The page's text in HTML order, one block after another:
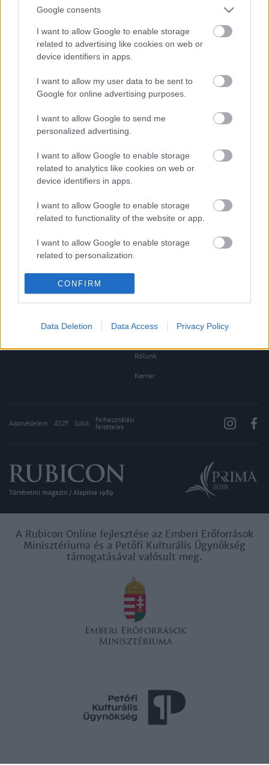
Google consents
I want to allow Google to enable storage
related to advertising like cookies on web or
device identifiers in apps.
I want to allow my user data to be sent to
Google for online advertising purposes.
I want to allow Google to send me
personalized advertising.
I want to allow Google to enable storage
related to analytics like cookies on web or
device identifiers in apps.
I want to allow Google to enable storage
related to functionality of the website or app.
I want to allow Google to enable storage
related to personalization.
I want to allow Google to enable storage
related to security, including authentication
functionality and fraud prevention, and other
CONFIRM
Data Deletion Data Access Privacy Policy
Az amerikai külpolitika belső forrásai
VISSZA AZ OLDAL TETEJÉRE
Oldalaink
Rubicon Bolt
Rubicon Mesterkurzus
Rubicon Intézet
Korszakok
Naptár
Aktuális lapszám
Ajándékkártya készítő
Rólunk
Karrier
Adatvédelem ÁSZF Sütik
Felhasználási
feltételek
Történelmi magazin / Alapítva 1989
A Rubicon Online fejlesztése az Emberi Erőforrások
Minisztériuma és a Petőfi Kulturális Ügynökség
támogatásával valósult meg.